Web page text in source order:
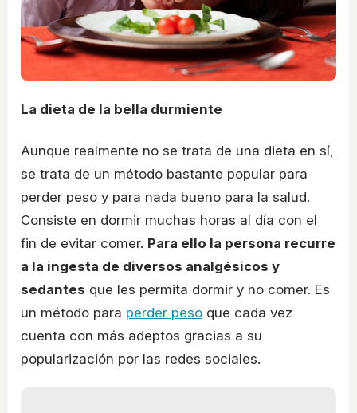
La dieta de la bella durmiente
Aunque realmente no se trata de una dieta en sí,
se trata de un método bastante popular para
perder peso y para nada bueno para la salud.
Consiste en dormir muchas horas al día con el
fin de evitar comer. Para ello la persona recurre
a la ingesta de diversos analgésicos y
sedantes que les permita dormir y no comer. Es
un método para perder peso que cada vez
cuenta con más adeptos gracias a su
popularización por las redes sociales.